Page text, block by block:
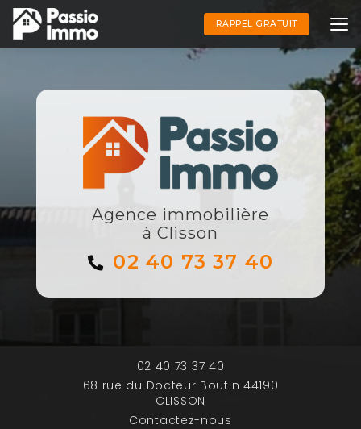
Aller
au
contenu
principal
RAPPEL GRATUIT
Agence immobilière
à Clisson
02 40 73 37 40
02 40 73 37 40
68 rue du Docteur Boutin 44190
CLISSON
Contactez-nous